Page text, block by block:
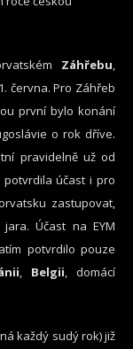
Záhřebu
června. Pro Záhřeb
první bylo konání
o rok dříve.
pravidelně už od
účast i pro
zastupovat,
Účast na EYM
potvrdilo pouze
Belgii , domácí
každý sudý rok) již